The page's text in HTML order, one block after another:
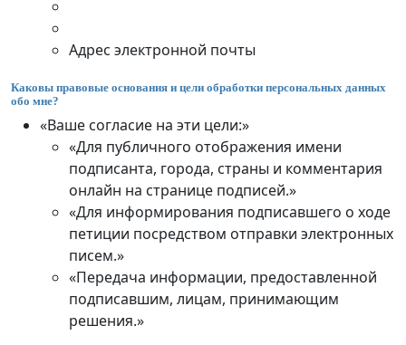
Адрес электронной почты
Каковы правовые основания и цели обработки персональных данных
обо мне?
«Ваше согласие на эти цели:»
«Для публичного отображения имени
подписанта, города, страны и комментария
онлайн на странице подписей.»
«Для информирования подписавшего о ходе
петиции посредством отправки электронных
писем.»
«Передача информации, предоставленной
подписавшим, лицам, принимающим
решения.»